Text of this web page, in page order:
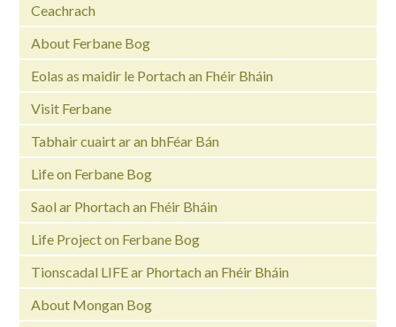
Ceachrach
About Ferbane Bog
Eolas as maidir le Portach an Fhéir Bháin
Visit Ferbane
Tabhair cuairt ar an bhFéar Bán
Life on Ferbane Bog
Saol ar Phortach an Fhéir Bháin
Life Project on Ferbane Bog
Tionscadal LIFE ar Phortach an Fhéir Bháin
About Mongan Bog